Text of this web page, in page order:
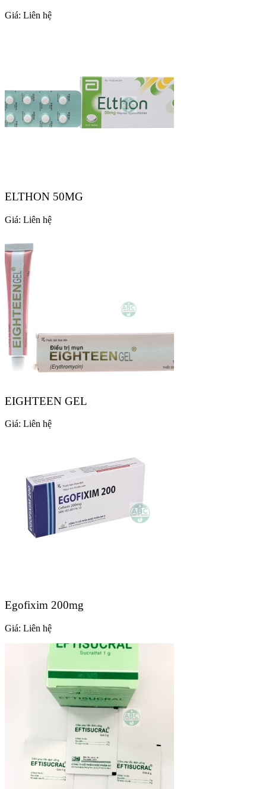
Giá: Liên hệ
ELTHON 50MG
Giá: Liên hệ
EIGHTEEN GEL
Giá: Liên hệ
Egofixim 200mg
Giá: Liên hệ